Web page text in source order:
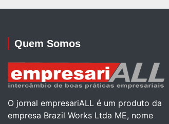
Quem Somos
O jornal empresariALL é um produto da
empresa Brazil Works Ltda ME, nome